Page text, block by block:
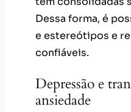
Dessa forma, é
e estereótipos e
confiáveis.
Depressão e
ansiedade